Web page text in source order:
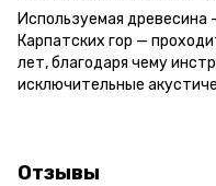
Используемая древесина
Карпатских гор —
лет, благодаря чему
исключительные
Отзывы